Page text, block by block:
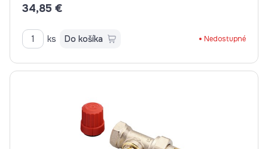
34,85 €
ks Do košíka Nedostupné